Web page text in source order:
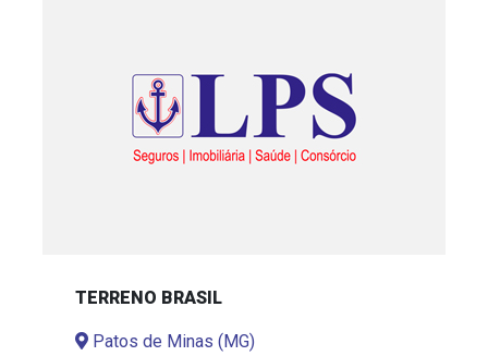
TERRENO BRASIL
Patos de Minas (MG)